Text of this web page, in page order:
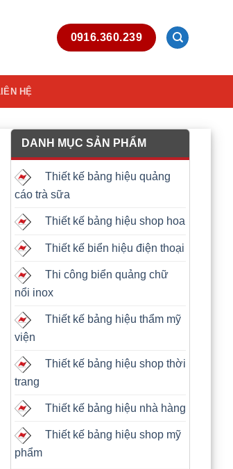
0916.360.239
HỆ
DANH MỤC SẢN PHẨM
Thiết kế bảng hiệu quảng
cáo trà sữa
Thiết kế bảng hiệu shop hoa
Thiết kế biển hiệu điện thoại
Thi công biển quảng chữ
nổi inox
Thiết kế bảng hiệu thẩm mỹ
viện
Thiết kế bảng hiệu shop thời
trang
Thiết kế bảng hiệu nhà hàng
Thiết kế bảng hiệu shop mỹ
phẩm